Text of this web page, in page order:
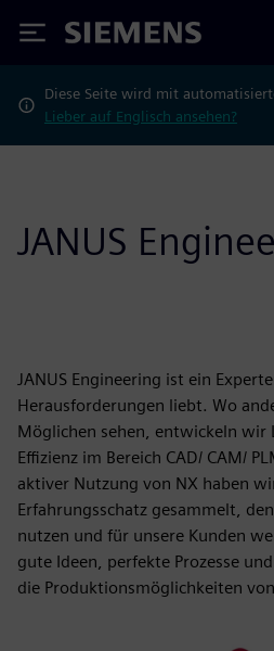
Siemens
Diese Seite wird mit
Lieber auf Englisch ansehen?
JANUS
JANUS Engineering ist ein
Herausforderungen liebt. Wo
Möglichen sehen, entwickeln wir
Effizienz im Bereich CAD/ CAM/
aktiver Nutzung von NX haben
Erfahrungsschatz gesammelt,
nutzen und für unsere Kunden
gute Ideen, perfekte Prozesse
die Produktionsmöglichkeiten